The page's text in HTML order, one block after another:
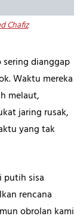
Chafiz
sering dianggap
Waktu mereka
melaut,
jaring rusak,
yang tak
putih sisa
rencana
obrolan kami